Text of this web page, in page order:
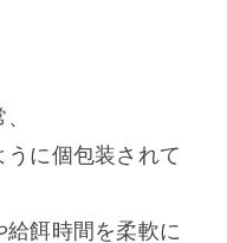
に個包装されて
餌時間を柔軟に